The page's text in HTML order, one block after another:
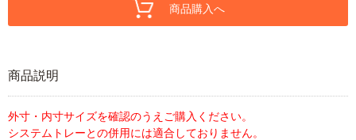
商品購入へ
商品説明
外寸・内寸サイズを確認のうえご購入ください。
システムトレーとの併用には適合しておりません。